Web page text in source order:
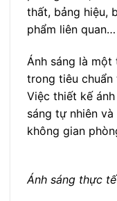
thất, bảng hiệu,
phẩm liên quan…
Ánh sáng là
trong tiêu chuẩn
Việc thiết kế
sáng tự nhiên
không gian
Ánh sáng thực